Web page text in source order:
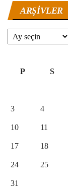
ARŞIVLER
Arşivler
P
S
3 4
10 11
17 18
24 25
31